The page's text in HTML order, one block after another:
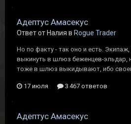
Адептус Амасекус
Ответ от Налия в Rogue Trader
Но по факту - так оно и есть.
выкинуть в шлюз беженцев-эльдар,
тоже в шлюз выкидывают, ибо
17 июля 3 467 ответов
Адептус Амасекус